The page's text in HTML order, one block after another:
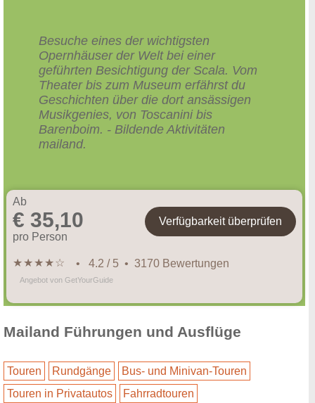
Besuche eines der wichtigsten
Opernhäuser der Welt bei einer
geführten Besichtigung der Scala. Vom
Theater bis zum Museum erfährst du
Geschichten über die dort ansässigen
Musikgenies, von Toscanini bis
Barenboim. - Bildende Aktivitäten
mailand.
Ab
€ 35,10
pro Person
Verfügbarkeit überprüfen
★★★★☆ • 4.2 / 5 • 3170 Bewertungen
Angebot von GetYourGuide
Mailand Führungen und Ausflüge
Touren Rundgänge
Bus- und Minivan-Touren
Touren in Privatautos
Fahrradtouren